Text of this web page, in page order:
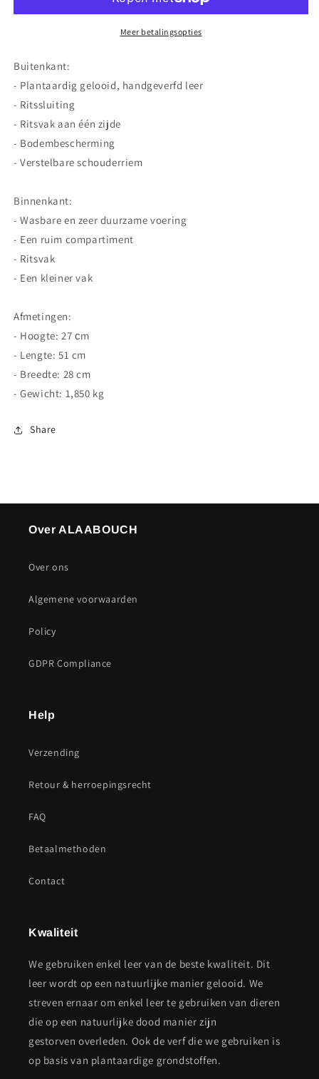
WISE
WISE
CHILDREN
Meer betalingsopties
Buitenkant:
- Plantaardig gelooid, handgeverfd leer
- Ritssluiting
- Ritsvak aan één zijde
- Bodembescherming
- Verstelbare schouderriem
Binnenkant:
- Wasbare en zeer duurzame voering
- Een ruim compartiment
- Ritsvak
- Een kleiner vak
Afmetingen:
- Hoogte: 27 сm
- Lengte: 51 cm
- Breedte: 28 cm
- Gewicht: 1,850 kg
Share
Over ALAABOUCH
Over ons
Algemene voorwaarden
Policy
GDPR Compliance
Help
Verzending
Retour & herroepingsrecht
FAQ
Betaalmethoden
Contact
Kwaliteit
We gebruiken enkel leer van de beste kwaliteit. Dit
leer wordt op een natuurlijke manier gelooid. We
streven ernaar om enkel leer te gebruiken van dieren
die op een natuurlijke dood manier zijn
gestorven overleden. Ook de verf die we gebruiken is
op basis van plantaardige grondstoffen.